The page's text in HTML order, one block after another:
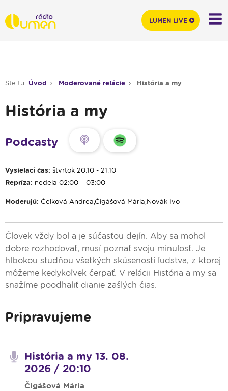
Ste tu: Úvod Moderované relácie História a my
História a my
Podcasty
Vysielací čas: štvrtok 20:10 - 21:10
Repríza: nedeľa 02:00 – 03:00
Moderujú: Čelková Andrea,Čigášová Mária,Novák Ivo
Človek vždy bol a je súčasťou dejín. Aby sa mohol
dobre rozhodovať, musí poznať svoju minulosť. Je
hlbokou studňou všetkých skúseností ľudstva, z ktorej
môžeme kedykoľvek čerpať. V relácii História a my sa
snažíme poodhaliť dianie zašlých čias.
Pripravujeme
História a my 13. 08.
2026 / 20:10
Čigášová Mária
LUMEN LIVE